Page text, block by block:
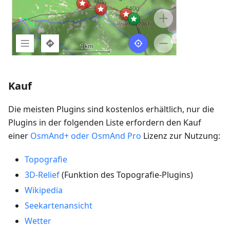
Kauf
Die meisten Plugins sind kostenlos erhältlich, nur die
Plugins in der folgenden Liste erfordern den Kauf
einer OsmAnd+ oder OsmAnd Pro Lizenz zur Nutzung:
Topografie
3D-Relief(Funktion des Topografie-Plugins)
Wikipedia
Seekartenansicht
Wetter